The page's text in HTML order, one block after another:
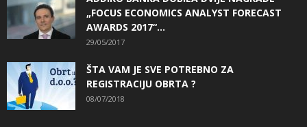
„FOCUS ECONOMICS ANALYST FORECAST
AWARDS 2017“...
29/05/2017
ŠTA VAM JE SVE POTREBNO ZA
REGISTRACIJU OBRTA ?
08/07/2018